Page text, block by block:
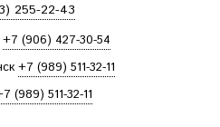
255-22-43
+7 (906) 427-30-54
+7 (989) 511-32-11
(989) 511-32-11